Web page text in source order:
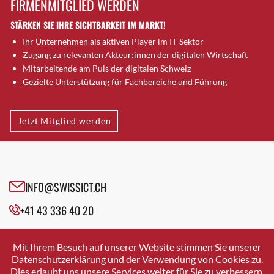
Brugg AG
Brütten
Bubendorf
Bubikon
Buchs (SG)
Bäretswil
Bülach
Cazis
Crissier
Davos Platz
Dierikon
Dietikon
FIRMENMITGLIED WERDEN
STÄRKEN SIE IHRE SICHTBARKEIT IM MARKT!
Ihr Unternehmen als aktiven Player im IT-Sektor
Zugang zu relevanten Akteur:innen der digitalen Wirtschaft
Mitarbeitende am Puls der digitalen Schweiz
Gezielte Unterstützung für Fachbereiche und Führung
Jetzt Mitglied werden
INFO@SWISSICT.CH
+41 43 336 40 20
SWISSICT
VULKANSTRASSE 120
8048 ZURICH
Mit Ihrem Besuch auf unserer Website stimmen Sie unserer
Datenschutzerklärung und der Verwendung von Cookies zu.
Dies erlaubt uns unsere Services weiter für Sie zu verbessern.